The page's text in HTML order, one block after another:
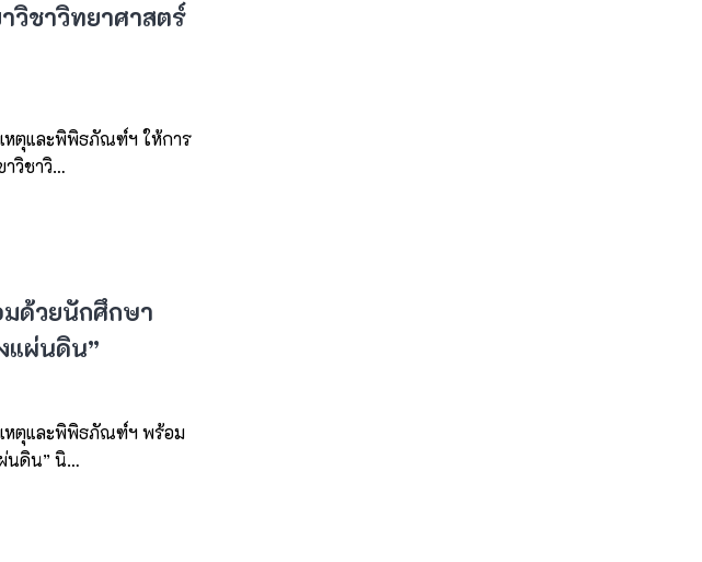
ชาวิทยาศาสตร์
หตุและพิพิธภัณฑ์ฯ ให้การ
วิชาวิ…
ด้วยนักศึกษา
แผ่นดิน”
หตุและพิพิธภัณฑ์ฯ พร้อม
นดิน” นิ…